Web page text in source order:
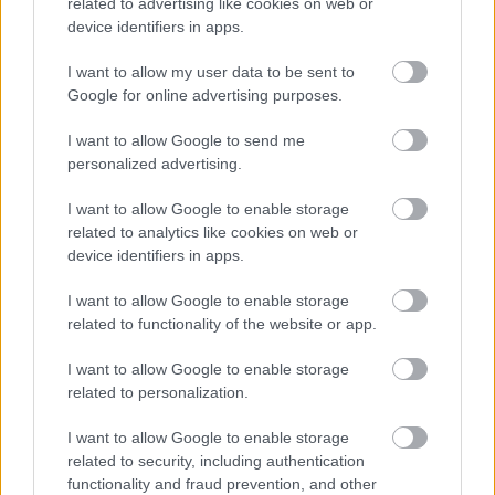
device identifiers in apps.
I want to allow my user data to be sent to
Google for online advertising purposes.
I want to allow Google to send me
personalized advertising.
I want to allow Google to enable storage
related to analytics like cookies on web or
device identifiers in apps.
I want to allow Google to enable storage
related to functionality of the website or app.
I want to allow Google to enable storage
related to personalization.
I want to allow Google to enable storage
related to security, including authentication
functionality and fraud prevention, and other
Ιουλία Καλλιμάνη: Της πέταξαν
τραγουδούσε – Η αντίδρασή της